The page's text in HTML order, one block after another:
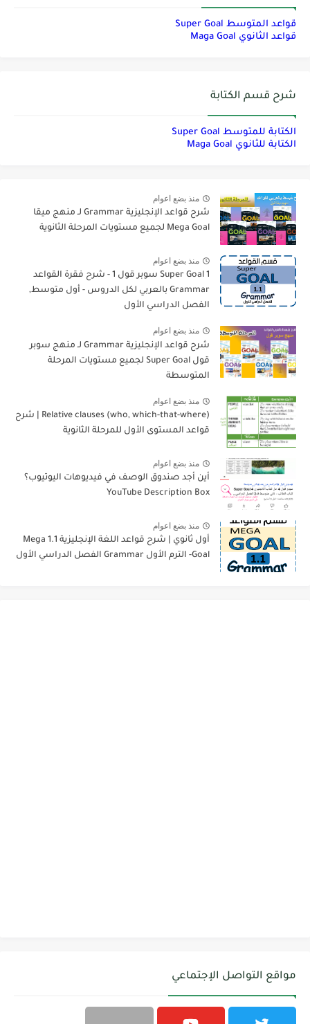
قواعد المتوسط Super Goal
قواعد الثانوي Maga Goal
شرح قسم الكتابة
الكتابة للمتوسط Super Goal
الكتابة للثانوي Maga Goal
منذ بضع اعوام
شرح قواعد الإنجليزية Grammar لـ منهج ميقا
Mega Goal لجميع مستويات المرحلة الثانوية
منذ بضع اعوام
Super Goal 1 سوبر قول 1 - شرح فقرة القواعد
Grammar بالعربي لكل الدروس - أول متوسط,
الفصل الدراسي الأول
منذ بضع اعوام
شرح قواعد الإنجليزية Grammar لـ منهج سوبر
قول Super Goal لجميع مستويات المرحلة
المتوسطة
منذ بضع اعوام
Relative clauses (who, which-that-where) | شرح
قواعد المستوى الأول للمرحلة الثانوية
منذ بضع اعوام
أين أجد صندوق الوصف في فيديوهات اليوتيوب؟
YouTube Description Box
منذ بضع اعوام
أول ثانوي | شرح قواعد اللغة الإنجليزية 1.1 Mega
Goal- الترم الأول Grammar الفصل الدراسي الأول
مواقع التواصل الإجتماعي